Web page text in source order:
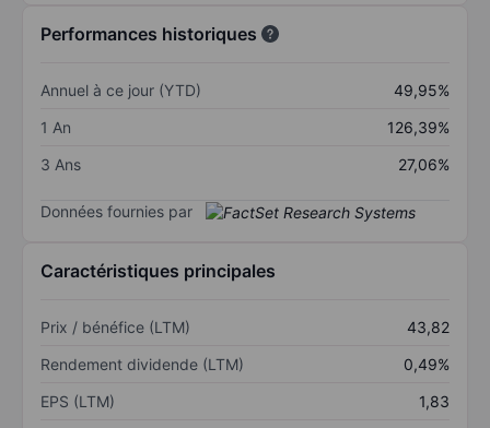
Performances historiques
Annuel à ce jour (YTD)
49,95%
1 An
126,39%
3 Ans
27,06%
Données fournies par
Caractéristiques principales
Prix / bénéfice (LTM)
43,82
Rendement dividende (LTM)
0,49%
EPS (LTM)
1,83